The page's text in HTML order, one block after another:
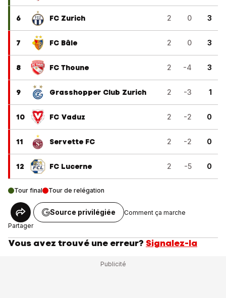
6 FC Zurich 2 0 3
7 FC Bâle 2 0 3
8 FC Thoune 2 -4 3
9 Grasshopper Club Zurich 2 -3 1
10 FC Vaduz 2 -2 0
11 Servette FC 2 -2 0
12 FC Lucerne 2 -5 0
Tour final Tour de relégation
Partager
Source privilégiée Comment ça marche
Vous avez trouvé une erreur? Signalez-la